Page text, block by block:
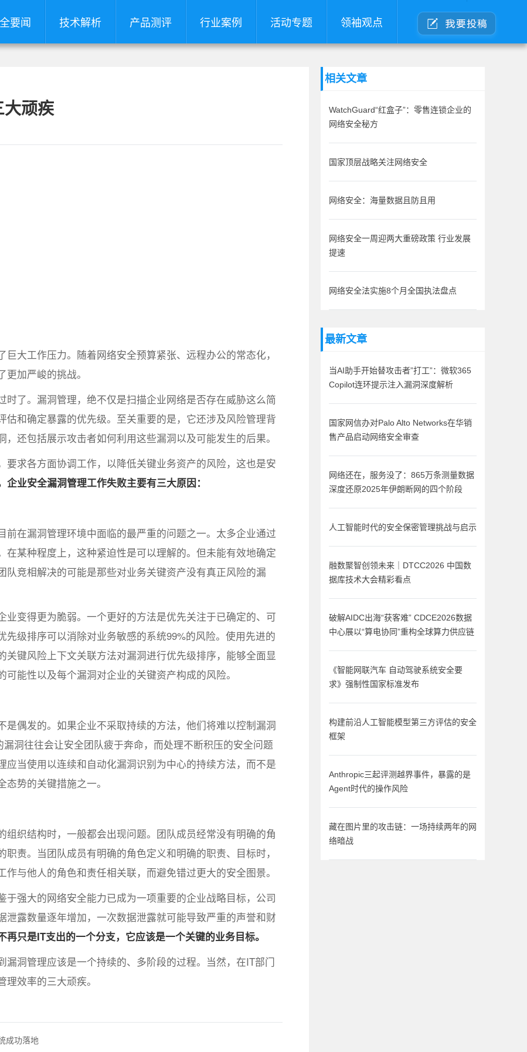
要闻 技术解析 产品测评 行业案例 活动专题 领袖观点
顽疾
大工作压力。随着网络安全预算紧张、远程办公的常态化，
加严峻的挑战。
时了。漏洞管理，绝不仅是扫描企业网络是否存在威胁这么简
和确定暴露的优先级。至关重要的是，它还涉及风险管理背
还包括展示攻击者如何利用这些漏洞以及可能发生的后果。
要求各方面协调工作，以降低关键业务资产的风险，这也是安
企业安全漏洞管理工作失败主要有三大原因：
前在漏洞管理环境中面临的最严重的问题之一。太多企业通过
某种程度上，这种紧迫性是可以理解的。但未能有效地确定
竞相解决的可能是那些对业务关键资产没有真正风险的漏
业变得更为脆弱。一个更好的方法是优先关注于已确定的、可
先级排序可以消除对业务敏感的系统99%的风险。使用先进的
键风险上下文关联方法对漏洞进行优先级排序，能够全面显
能性以及每个漏洞对企业的关键资产构成的风险。
是偶发的。如果企业不采取持续的方法，他们将难以控制漏洞
洞往往会让安全团队疲于奔命，而处理不断积压的安全问题
当使用以连续和自动化漏洞识别为中心的持续方法，而不是
势的关键措施之一。
组织结构时，一般都会出现问题。团队成员经常没有明确的角
责。当团队成员有明确的角色定义和明确的职责、目标时，
与他人的角色和责任相关联，而避免错过更大的安全图景。
强大的网络安全能力已成为一项重要的企业战略目标，公司
露数量逐年增加，一次数据泄露就可能导致严重的声誉和财
再只是IT支出的一个分支，它应该是一个关键的业务目标。
漏洞管理应该是一个持续的、多阶段的过程。当然，在IT部门
效率的三大顽疾。
成功落地
相关文章
WatchGuard“红盒子”：零售连锁企业的
网络安全秘方
国家顶层战略关注网络安全
网络安全：海量数据且防且用
网络安全一周迎两大重磅政策 行业发展
提速
网络安全法实施8个月全国执法盘点
最新文章
当AI助手开始替攻击者”打工”：微软365
Copilot连环提示注入漏洞深度解析
国家网信办对Palo Alto Networks在华销
售产品启动网络安全审查
网络还在，服务没了：865万条测量数据
深度还原2025年伊朗断网的四个阶段
人工智能时代的安全保密管理挑战与启示
融数聚智创领未来｜DTCC2026 中国数
据库技术大会精彩看点
破解AIDC出海“获客难” CDCE2026数据
中心展以“算电协同”重构全球算力供应链
《智能网联汽车 自动驾驶系统安全要
求》强制性国家标准发布
构建前沿人工智能模型第三方评估的安全
框架
Anthropic三起评测越界事件，暴露的是
Agent时代的操作风险
藏在图片里的攻击链：一场持续两年的网
络暗战